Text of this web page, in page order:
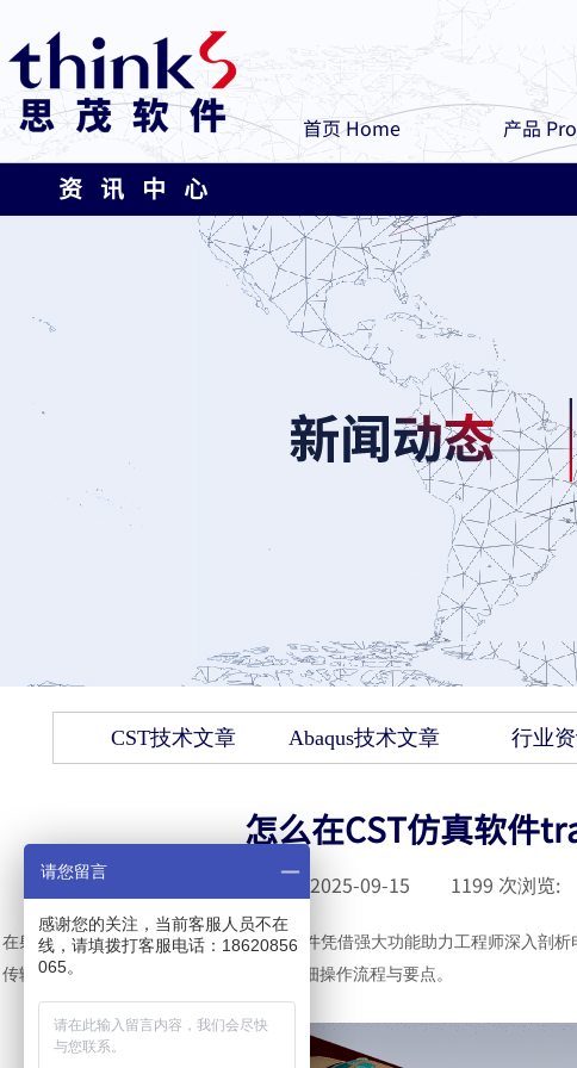
首页 Home 产品
资 讯 中 心
CST技术文章 Abaqus技术文章 行业
怎么在CST仿真软件
2025-09-15 1199 次浏览:
在射频（
RF）电路设计领域，CST仿真软件凭借强大功能助力工程师深入剖
传输、优化电路布局意义重大。以下为详细操作流程与要点。
请您留言
感谢您的关注，当前客服人员不在
线，请填拨打客服电话：18620856
065。